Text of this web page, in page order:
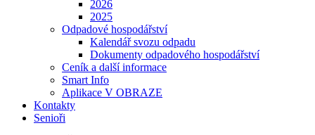
2026
2025
Odpadové hospodářství
Kalendář svozu odpadu
Dokumenty odpadového hospodářství
Ceník a další informace
Smart Info
Aplikace V OBRAZE
Kontakty
Senioři